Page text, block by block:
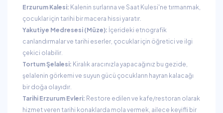
Erzurum Kalesi: Kalenin surlarına ve Saat Kulesi'ne tırmanmak,
çocuklar için tarihi bir macera hissi yaratır.
Yakutiye Medresesi (Müze): İçerideki etnografik
canlandırmalar ve tarihi eserler, çocuklar için öğretici ve ilgi
çekici olabilir.
Tortum Şelalesi: Kiralık aracınızla yapacağınız bu gezide,
şelalenin görkemi ve suyun gücü çocukların hayran kalacağı
bir doğa olayıdır.
Tarihi Erzurum Evleri: Restore edilen ve kafe/restoran olarak
hizmet veren tarihi konaklarda mola vermek, ailece keyifli bir